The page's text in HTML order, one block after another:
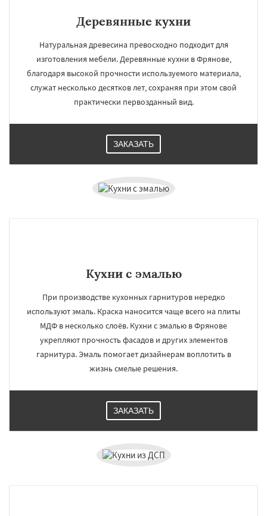
Деревянные кухни
Натуральная древесина превосходно подходит для
изготовления мебели. Деревянные кухни в Фрянове,
благодаря высокой прочности используемого материала,
служат несколько десятков лет, сохраняя при этом свой
практически первозданный вид.
ЗАКАЗАТЬ
Кухни с эмалью
При производстве кухонных гарнитуров нередко
используют эмаль. Краска наносится чаще всего на плиты
МДФ в несколько слоёв. Кухни с эмалью в Фрянове
укрепляют прочность фасадов и других элементов
гарнитура. Эмаль помогает дизайнерам воплотить в
жизнь смелые решения.
ЗАКАЗАТЬ